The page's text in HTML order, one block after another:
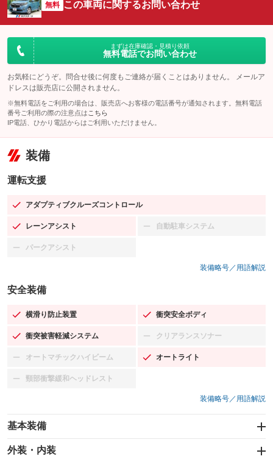
無料 この車両に関するお問い合わせ
まずは在庫確認・見積り依頼
無料電話でお問い合わせ
お気軽にどうぞ。問合せ後に何度もご連絡が届くことはありません。 メールア
ドレスは販売店に公開されません。
※無料電話をご利用の場合は、販売店へお客様の電話番号が通知されます。無料電話
番号ご利用の際の注意点は こちら
IP電話、ひかり電話からはご利用いただけません。
装備
運転支援
アダプティブクルーズコントロール
：装備あり
レーンアシスト
：装備あり 自動駐車システム
：装備なし
パークアシスト
：装備なし
装備略号／用語解説
安全装備
横滑り防止装置
：装備あり 衝突安全ボディ
：装備あり
衝突被害軽減システム
：装備あり クリアランスソナー
：装備なし
オートマチックハイビーム
：装備なし オートライト
：装備あり
頸部衝撃緩和ヘッドレスト
：装備なし
装備略号／用語解説
基本装備
エアバッグ：運転席/助手席
：装備あり
外装・内装